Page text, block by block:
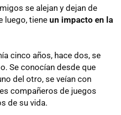
se alejan y dejan de
luego, tiene un impacto en la
cinco años, hace dos, se
Se conocían desde que
del otro, se veían con
compañeros de juegos
de su vida.